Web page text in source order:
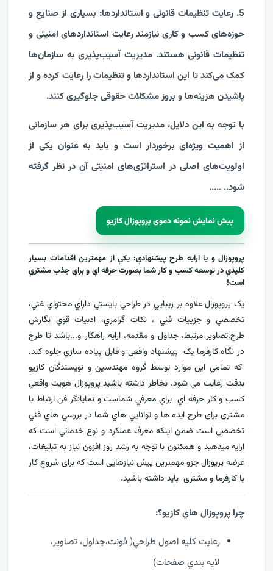
5. رعایت تنظیمات قانونی و استانداردها: بسیاری از صنایع و
حوزه‌های کسب و کاری نیازمند رعایت استانداردهای امنیتی و
تنظیمات قانونی هستند. مدیریت آسیب‌پذیری به سازمان‌ها
کمک می‌کند تا این استانداردها و تنظیمات را رعایت کرده و از
پاشیدن هزینه‌ها و بروز مشکلات حقوقی جلوگیری کنند.
با توجه به این دلایل، مدیریت آسیب‌پذیری برای هر سازمانی
از اهمیت ویژه‌ای برخوردار است و باید به عنوان یکی از
اولویت‌های اصلی در استراتژی‌های امنیتی آن در نظر گرفته
شود.. .
....
پیش نمایش نمونه دموی پروپوزال کازیو
پروپوزال و يا ارايه طرح پيشنهادي: يکي از مهمترين اقدامات بسيار
کليدي در توسعه کسب و کار شما بصورت حرفه اي و براي جذب مشتري
است!
يک پروپوزال علاوه بر زيبايي در طراحي بايستي داراي محتواي غني،
تخصصي و جزييات فني ، نکات گرامري، ادبيات قوي نگارش
طرح،تصاوير مرتبط، جداول و مقدمه، ارایه راهکار و...باشد تا طرح
در نگاه کارفرما يک پيشنهاد واقعي و قابل پياده سازي جلوه کند.
که تمامي اين موارد توسط گروه مهندسين و نويسندگان کازيو
بدقت رعايت مي شود. بخاطر داشته باشيد پروپوزال هويت واقعي
کسب و کار حرفه اي براي معرفيشماست و نمایانگر فن ارتباط با
مشتری برای طرح ايده ها و توانايي هاي شما در بررسي هاي فني
تخصصی است ضمن اینکه معرف عملکرد و نوع خدماتي است که
ارايه ميدهید و همکنون با توجه به رشد روز افزون نياز به تبليغات،
عرضه پرپوزال جزو مهمترين پیش نیازهایی است که برای شروع کار
با کارفرما و مشتری بايد داشته باشيد.
چرا پروپوزال هاي کازيو؟:
رعايت کليه اصول طراحي( فونت،جداول، تصاوير،
لايه بندي صفحات)